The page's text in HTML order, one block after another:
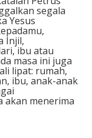
segala
Yesus
Injil,
ibu atau
masa ini juga
lipat: rumah,
ibu, anak-anak
akan menerima